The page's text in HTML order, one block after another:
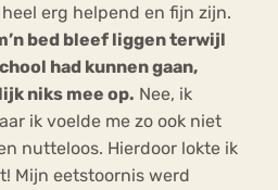
erg helpend en fijn zijn.
bed bleef liggen terwijl
had kunnen gaan,
niks mee op. Nee, ik
ik voelde me zo ook niet
nutteloos. Hierdoor lokte ik
Mijn eetstoornis werd